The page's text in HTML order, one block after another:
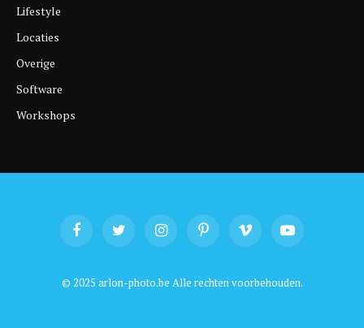
Lifestyle
Locaties
Overige
Software
Workshops
FacebookTwitter InstagramPinterestVimeo YouTube
© 2025 arlon-photo.be Alle rechten voorbehouden.